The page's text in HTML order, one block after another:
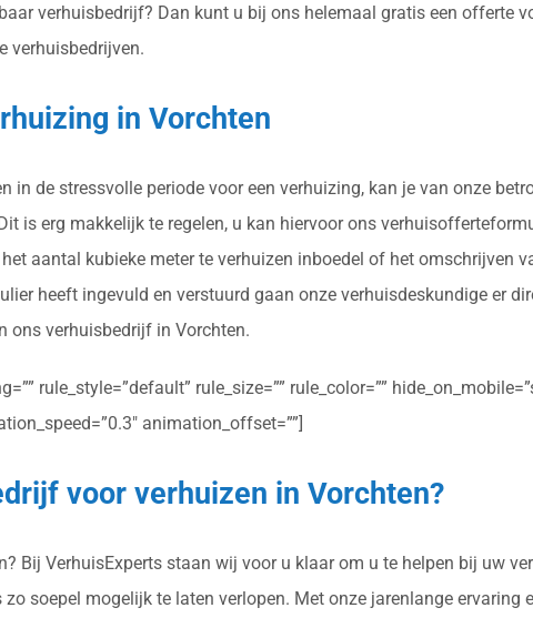
verhuisbedrijf? Dan kunt u bij ons helemaal gratis een offerte
verhuisbedrijven.
in Vorchten
de stressvolle periode voor een verhuizing, kan je van onze
is erg makkelijk te regelen, u kan hiervoor ons
aantal kubieke meter te verhuizen inboedel of het omschrijven
heeft ingevuld en verstuurd gaan onze verhuisdeskundige er
ons verhuisbedrijf in Vorchten.
rule_style=”default” rule_size=”” rule_color=””
animation_offset=””]
voor verhuizen in Vorchten?
Bij VerhuisExperts staan wij voor u klaar om u te helpen bij uw
soepel mogelijk te laten verlopen. Met onze jarenlange